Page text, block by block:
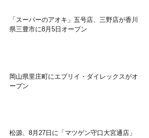
「スーパーのアオキ」五号店、三野店が香川
県三豊市に8月5日オープン
岡山県里庄町にエブリイ・ダイレックスがオ
ープン
松源、8月27日に「マツゲン守口大宮通店」